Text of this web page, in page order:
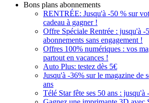
Bons plans abonnements
RENTRÉE: Jusqu'à -50 % sur
cadeau à gagner !
Offre Spéciale Rentrée : jusqu'à -
abonnements sans engagement !
Offres 100% numériques : vos
partout en vacances !
Auto Plus: testez dès 5€
Jusqu'à -36% sur le magazine de
ans
Télé Star fête ses 50 ans : jusqu'à